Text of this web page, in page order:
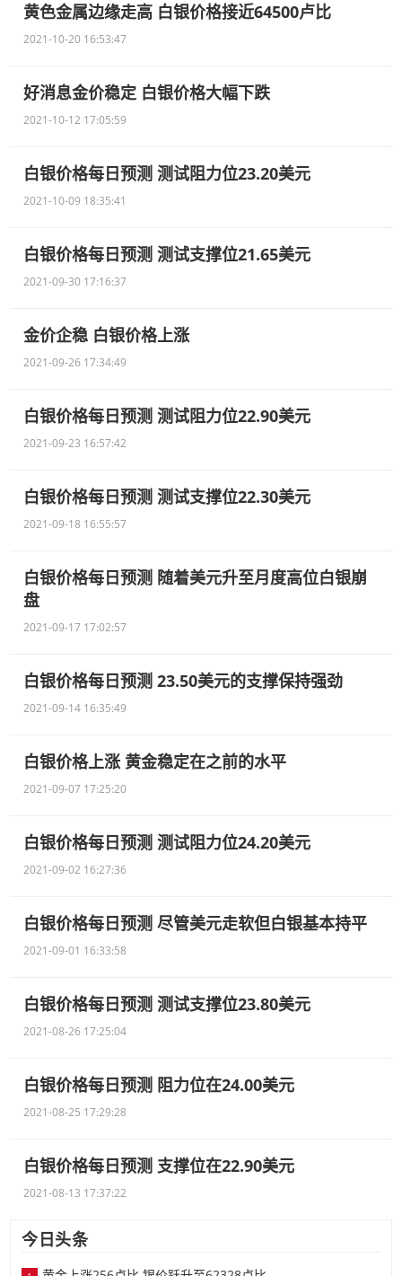
黄色金属边缘走高 白银价格接近64500卢比
2021-10-20 16:53:47
好消息金价稳定 白银价格大幅下跌
2021-10-12 17:05:59
白银价格每日预测 测试阻力位23.20美元
2021-10-09 18:35:41
白银价格每日预测 测试支撑位21.65美元
2021-09-30 17:16:37
金价企稳 白银价格上涨
2021-09-26 17:34:49
白银价格每日预测 测试阻力位22.90美元
2021-09-23 16:57:42
白银价格每日预测 测试支撑位22.30美元
2021-09-18 16:55:57
白银价格每日预测 随着美元升至月度高位白银崩
盘
2021-09-17 17:02:57
白银价格每日预测 23.50美元的支撑保持强劲
2021-09-14 16:35:49
白银价格上涨 黄金稳定在之前的水平
2021-09-07 17:25:20
白银价格每日预测 测试阻力位24.20美元
2021-09-02 16:27:36
白银价格每日预测 尽管美元走软但白银基本持平
2021-09-01 16:33:58
白银价格每日预测 测试支撑位23.80美元
2021-08-26 17:25:04
白银价格每日预测 阻力位在24.00美元
2021-08-25 17:29:28
白银价格每日预测 支撑位在22.90美元
2021-08-13 17:37:22
今日头条